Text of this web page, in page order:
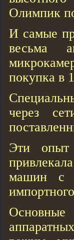
Олимпик
И самые
весьма
покупка в
через
Эти опыт
машин с
Основные